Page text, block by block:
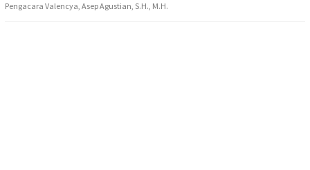
Pengacara Valencya, Asep Agustian, S.H., M.H.